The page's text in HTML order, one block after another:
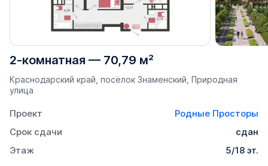
2-комнатная — 70,79 м²
Краснодарский край, посёлок Знаменский, Природная
улица
Проект
Родные Просторы
Срок сдачи
сдан
Этаж
5/18 эт.